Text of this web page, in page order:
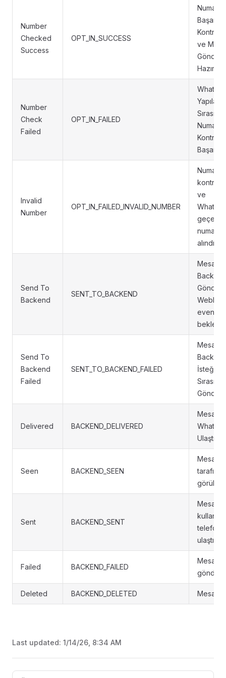
Number
Checked
Success
OPT_IN_SUCCESS
Numara
Kontrol
ve
Hazır
Number
Check
Failed
OPT_IN_FAILED
Yapılan
Numara
Kontrol
Invalid
Number
OPT_IN_FAILED_INVALID_NUMBER
Numara
kontrol
ve
geçersiz
numara
alındı
Send To
Backend
SENT_TO_BACKEND
Mesaj
eventi
Send To
Backend
Failed
SENT_TO_BACKEND_FAILED
Mesaj
İsteği
Delivered BACKEND_DELIVERED
Mesaj
Ulaştı
Seen BACKEND_SEEN
Mesaj
görüldü
Sent BACKEND_SENT
Mesaj
ulaştı
Failed BACKEND_FAILED
Mesaj
Deleted BACKEND_DELETED Mesaj
Last updated: 1/14/26, 8:34 AM